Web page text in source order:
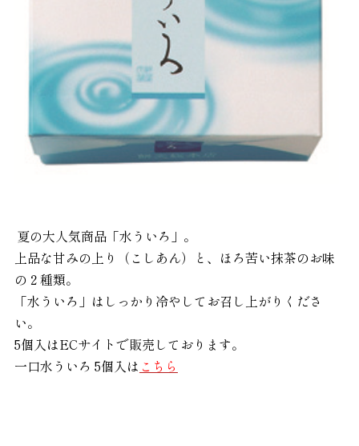
夏の大人気商品「水ういろ」。
上品な甘みの上り（こしあん）と、ほろ苦い抹茶のお味
の ２種類。
「水ういろ」はしっかり冷やしてお召し上がりくださ
い。
5個入はECサイトで販売しております。
一口水ういろ 5個入は こちら